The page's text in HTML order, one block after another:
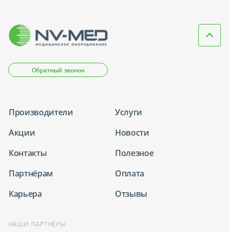
Обратный звонок
Производители
Услуги
Акции
Новости
Контакты
Полезное
Партнёрам
Оплата
Карьера
Отзывы
НАШИ ПАРТНЕРЫ